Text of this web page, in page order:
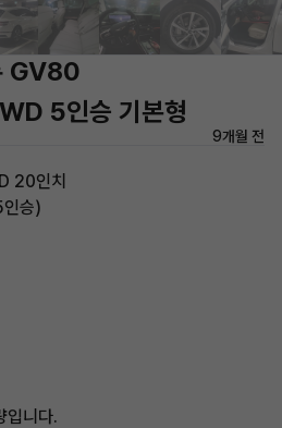
GV80
5인승 기본형
9개월 전
20인치
인승)
입니다.